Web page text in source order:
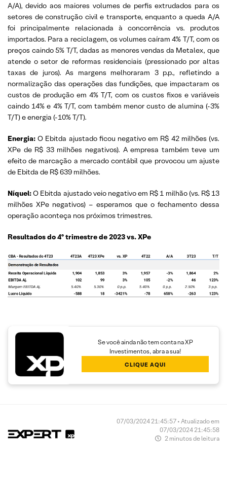
A/A), devido aos maiores volumes de perfis extrudados para os
setores de construção civil e transporte, enquanto a queda A/A
foi principalmente relacionada à concorrência vs. produtos
importados. Para a reciclagem, os volumes caíram 4% T/T, com os
preços caindo 5% T/T, dadas as menores vendas da Metalex, que
atende o setor de reformas residenciais (pressionado por altas
taxas de juros). As margens melhoraram 3 p.p., refletindo a
normalização das operações das fundições, que impactaram os
custos de produção em 4% T/T, com os custos fixos e variáveis
caindo 14% e 4% T/T, com também menor custo de alumina (-3%
T/T) e energia (-10% T/T).
Energia:O Ebitda ajustado ficou negativo em R$ 42 milhões (vs.
XPe de R$ 33 milhões negativos). A empresa também teve um
efeito de marcação a mercado contábil que provocou um ajuste
de Ebitda de R$ 639 milhões.
Níquel:O Ebitda ajustado veio negativo em R$ 1 milhão (vs. R$ 13
milhões XPe negativos) – esperamos que o fechamento dessa
operação aconteça nos próximos trimestres.
Resultados do 4º trimestre de 2023 vs. XPe
Se você ainda não tem conta na XP
Investimentos, abra a sua!
CLIQUE AQUI
07/03/2024 21:45:57 • Atualizado em
07/03/2024 21:45:58
2 minutos de leitura